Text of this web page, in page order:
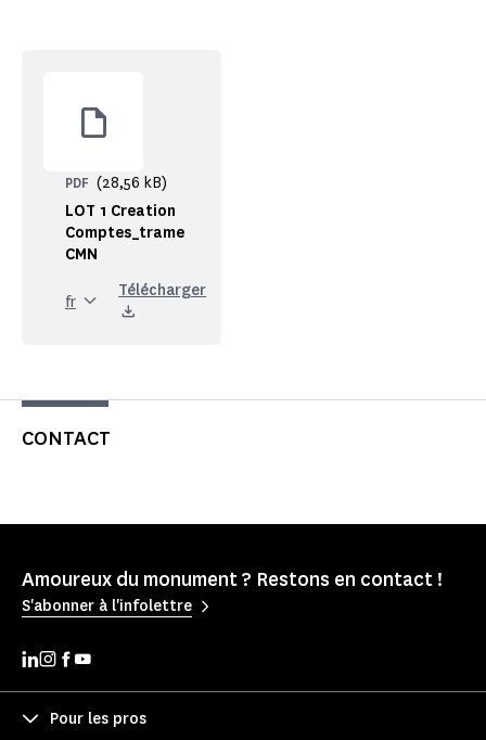
LOT 1 Creation
Comptes_trame
CMN
PDF (28,56 kB)
fr
Télécharger
CONTACT
Amoureux du monument ? Restons en contact !
S'abonner à l'infolettre
Pour les pros